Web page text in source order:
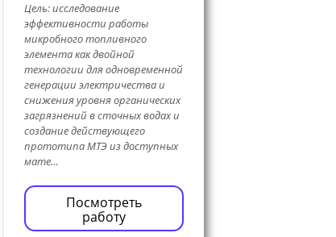
Цель: исследование
эффективности работы
микробного топливного
элемента как двойной
технологии для одновременной
генерации электричества и
снижения уровня органических
загрязнений в сточных водах и
создание действующего
прототипа МТЭ из доступных
мате…
Посмотреть
работу